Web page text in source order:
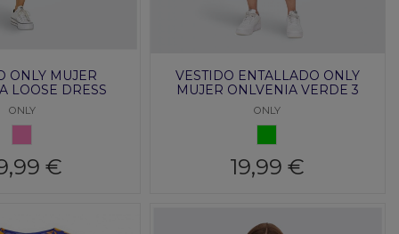
ONLY MUJER
LOOSE DRESS
ONLY
€
VESTIDO ENTALLADO ONLY
MUJER ONLVENIA VERDE 3
ONLY
19,99 €